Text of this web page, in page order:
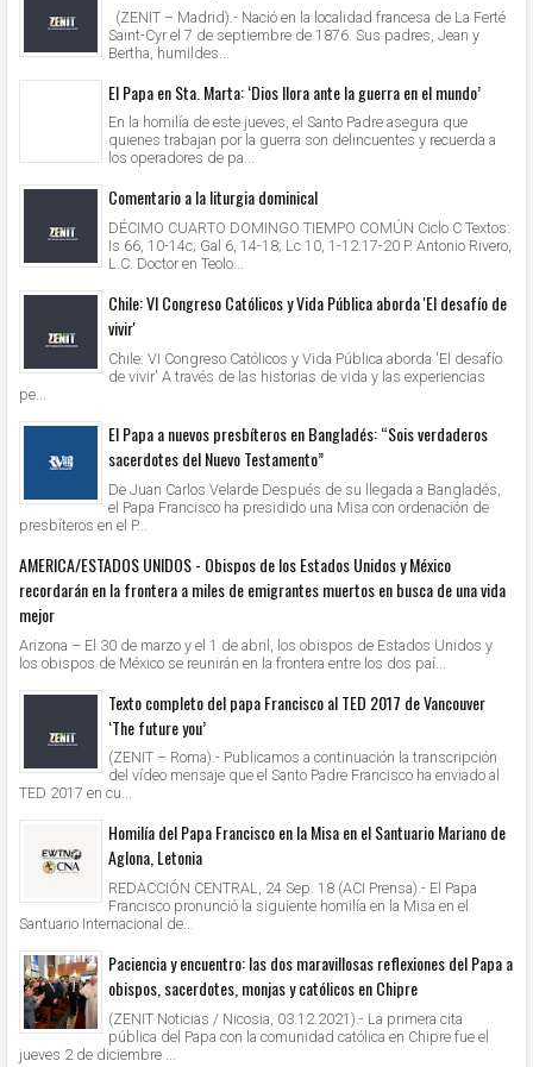
(ZENIT – Madrid).- Nació en la localidad francesa de La Ferté
Saint-Cyr el 7 de septiembre de 1876. Sus padres, Jean y
Bertha, humildes...
El Papa en Sta. Marta: ‘Dios llora ante la guerra en el mundo’
En la homilía de este jueves, el Santo Padre asegura que
quienes trabajan por la guerra son delincuentes y recuerda a
los operadores de pa...
Comentario a la liturgia dominical
DÉCIMO CUARTO DOMINGO TIEMPO COMÚN Ciclo C Textos:
Is 66, 10-14c; Gal 6, 14-18; Lc 10, 1-12.17-20 P. Antonio Rivero,
L.C. Doctor en Teolo...
Chile: VI Congreso Católicos y Vida Pública aborda 'El desafío de
vivir'
Chile: VI Congreso Católicos y Vida Pública aborda 'El desafío
de vivir' A través de las historias de vida y las experiencias
pe...
El Papa a nuevos presbíteros en Bangladés: “Sois verdaderos
sacerdotes del Nuevo Testamento”
De Juan Carlos Velarde Después de su llegada a Bangladés,
el Papa Francisco ha presidido una Misa con ordenación de
presbíteros en el P...
AMERICA/ESTADOS UNIDOS - Obispos de los Estados Unidos y México
recordarán en la frontera a miles de emigrantes muertos en busca de una vida
mejor
Arizona – El 30 de marzo y el 1 de abril, los obispos de Estados Unidos y
los obispos de México se reunirán en la frontera entre los dos paí...
Texto completo del papa Francisco al TED 2017 de Vancouver
‘The future you’
(ZENIT – Roma).- Publicamos a continuación la transcripción
del vídeo mensaje que el Santo Padre Francisco ha enviado al
TED 2017 en cu...
Homilía del Papa Francisco en la Misa en el Santuario Mariano de
Aglona, Letonia
REDACCIÓN CENTRAL, 24 Sep. 18 (ACI Prensa).- El Papa
Francisco pronunció la siguiente homilía en la Misa en el
Santuario Internacional de...
Paciencia y encuentro: las dos maravillosas reflexiones del Papa a
obispos, sacerdotes, monjas y católicos en Chipre
(ZENIT Noticias / Nicosia, 03.12.2021).- La primera cita
pública del Papa con la comunidad católica en Chipre fue el
jueves 2 de diciembre ...